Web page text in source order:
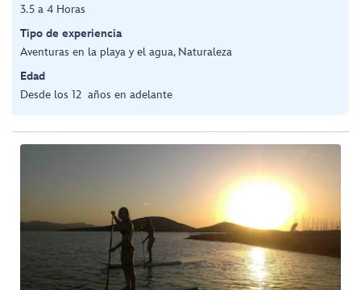
3.5 a 4 Horas
Tipo de experiencia
Aventuras en la playa y el agua, Naturaleza
Edad
Desde los 12 años en adelante